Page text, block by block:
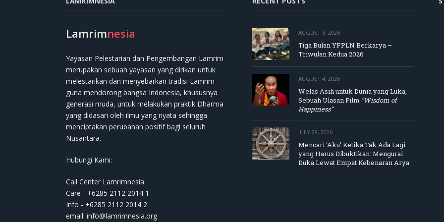
Lamrimnesia
Yayasan Pelestarian dan Pengembangan Lamrim
merupakan sebuah yayasan yang dirikan untuk
melestarikan dan menyebarkan tradisi Lamrim
guna mendorong bangsa Indonesia, khususnya
generasi muda, untuk melakukan praktik Dharma
yang didasari oleh ilmu yang nyata sehingga
menciptakan perubahan positif bagi seluruh
Nusantara.
Hubungi Kami:
Call Center Lamrimnesia
Care - +6285 2112 2014 1
Info - +6285 2112 2014 2
email: info@lamrimnesia.org
AUGUST 6, 2026
Tiga Bulan YPPLN Berkarya –
Triwulan Kedua 2026
AUGUST 4, 2026
Welas Asih untuk Dunia yang Luka,
Sebuah Ulasan Film “Wisdom of
Happiness”
JULY 28, 2026
Mencari ‘Aku’ Ketika Tak Ada Lagi
yang Harus Dibuktikan: Mengurai
Duka Lewat Empat Kebenaran Arya